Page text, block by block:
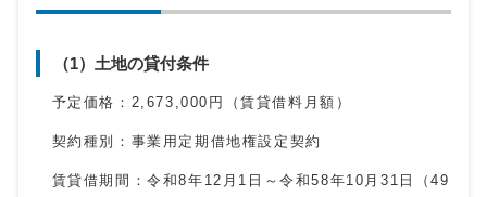
（1）土地の貸付条件
予定価格：2,673,000円（賃貸借料月額）
契約種別：事業用定期借地権設定契約
賃貸借期間：令和8年12月1日～令和58年10月31日（49